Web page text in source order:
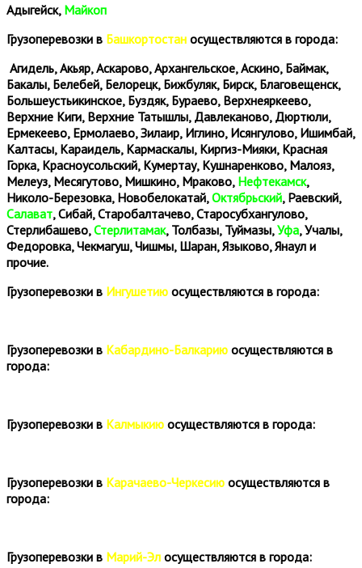
Адыгейск, Майкоп
Грузоперевозки в Башкортостан осуществляются в города:
Агидель, Акьяр, Аскарово, Архангельское, Аскино, Баймак,
Бакалы, Белебей, Белорецк, Бижбуляк, Бирск, Благовещенск,
Большеустьикинское, Буздяк, Бураево, Верхнеяркеево,
Верхние Киги, Верхние Татышлы, Давлеканово, Дюртюли,
Ермекеево, Ермолаево, Зилаир, Иглино, Исянгулово, Ишимбай,
Калтасы, Караидель, Кармаскалы, Киргиз-Мияки, Красная
Горка, Красноусольский, Кумертау, Кушнаренково, Малояз,
Мелеуз, Месягутово, Мишкино, Мраково, Нефтекамск,
Николо-Березовка, Новобелокатай,Октябрьский, Раевский,
Салават, Сибай, Старобалтачево, Старосубхангулово,
Стерлибашево,Стерлитамак, Толбазы, Туймазы,Уфа, Учалы,
Федоровка, Чекмагуш, Чишмы, Шаран, Языково, Янаул и
прочие.
Грузоперевозки в Ингушетию осуществляются в города:
Грузоперевозки в Кабардино-Балкарию осуществляются в
города:
Грузоперевозки в Калмыкию осуществляются в города:
Грузоперевозки в Карачаево-Черкесию осуществляются в
города:
Грузоперевозки в Марий-Эл осуществляются в города: